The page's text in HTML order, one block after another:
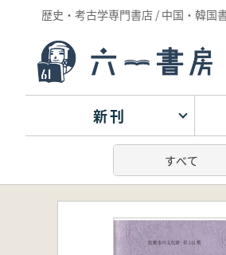
歴史・考古学専門書店 / 中国・韓国
新刊